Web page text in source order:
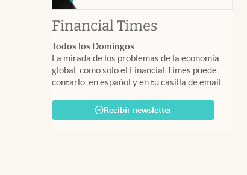
Financial Timesabre en
Todos los Domingos
La mirada de los problemas de la economía
global, como solo el Financial Times puede
contarlo, en español y en tu casilla de email.
Recibir newsletter